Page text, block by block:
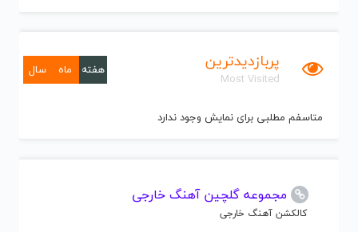
پربازدیدترین
Most Visited
هفته ماه سال
متاسفم مطلبی برای نمایش وجود ندارد
مجموعه گلچین آهنگ خارجی
کالکشن آهنگ خارجی